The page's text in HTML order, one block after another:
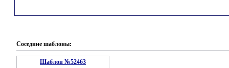
Соседние шаблоны:
Шаблон №52463